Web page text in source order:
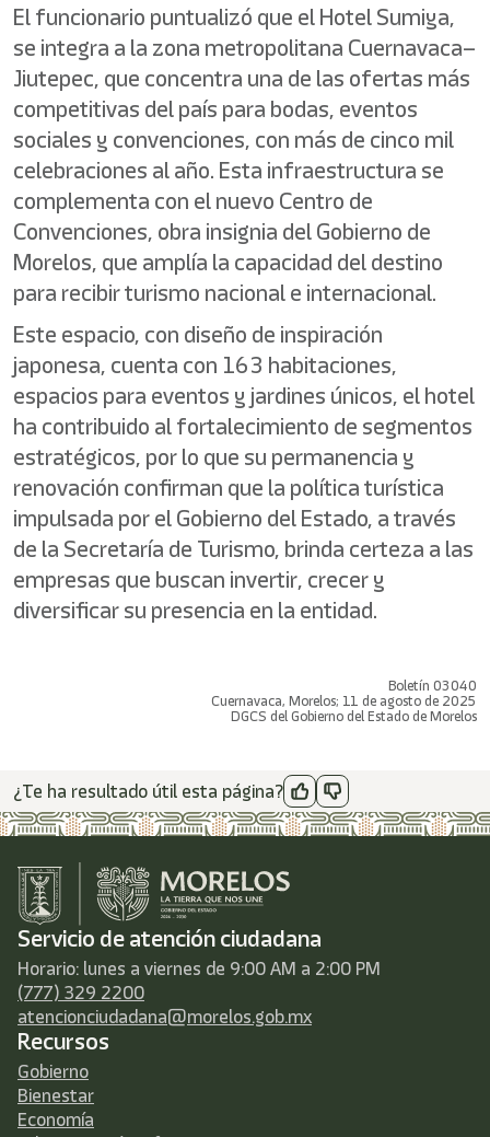
El funcionario puntualizó que el Hotel Sumiya,
se integra a la zona metropolitana Cuernavaca–
Jiutepec, que concentra una de las ofertas más
competitivas del país para bodas, eventos
sociales y convenciones, con más de cinco mil
celebraciones al año. Esta infraestructura se
complementa con el nuevo Centro de
Convenciones, obra insignia del Gobierno de
Morelos, que amplía la capacidad del destino
para recibir turismo nacional e internacional.
Este espacio, con diseño de inspiración
japonesa, cuenta con 163 habitaciones,
espacios para eventos y jardines únicos, el hotel
ha contribuido al fortalecimiento de segmentos
estratégicos, por lo que su permanencia y
renovación confirman que la política turística
impulsada por el Gobierno del Estado, a través
de la Secretaría de Turismo, brinda certeza a las
empresas que buscan invertir, crecer y
diversificar su presencia en la entidad.
Boletín 03040
Cuernavaca, Morelos; 11 de agosto de 2025
DGCS del Gobierno del Estado de Morelos
¿Te ha resultado útil esta página?
Servicio de atención ciudadana
Horario: lunes a viernes de 9:00 AM a 2:00 PM
(777) 329 2200
atencionciudadana@morelos.gob.mx
Recursos
Gobierno
Bienestar
Economía